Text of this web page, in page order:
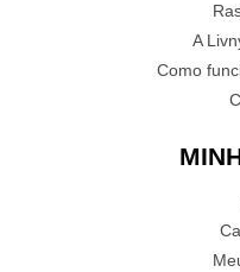
A
Como